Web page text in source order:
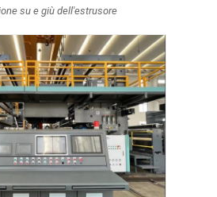
della laminazione dell'estrusione
su e giù dell'estrusore